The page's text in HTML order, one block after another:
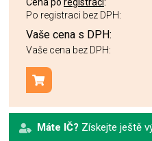
Po registraci bez DPH:
Vaše cena s DPH:
Vaše cena bez DPH:
Přidat do košíku
Máte IČ? Získejte ještě